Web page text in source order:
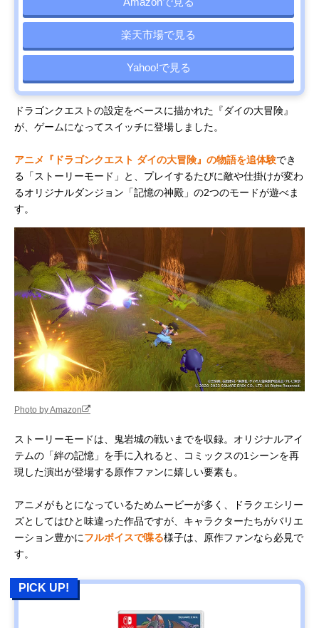
楽天市場で見る
Yahoo!で見る
ドラゴンクエストの設定をベースに描かれた『ダイの大冒険』
が、ゲームになってスイッチに登場しました。
アニメ『ドラゴンクエスト ダイの大冒険』の物語を追体験でき
る「ストーリーモード」と、プレイするたびに敵や仕掛けが変わ
るオリジナルダンジョン「記憶の神殿」の2つのモードが遊べま
す。
Photo by Amazon
ストーリーモードは、鬼岩城の戦いまでを収録。オリジナルアイ
テムの「絆の記憶」を手に入れると、コミックスの1シーンを再
現した演出が登場する原作ファンに嬉しい要素も。
アニメがもとになっているためムービーが多く、ドラクエシリー
ズとしてはひと味違った作品ですが、キャラクターたちがバリエ
ーション豊かにフルボイスで喋る様子は、原作ファンなら必見で
す。
PICK UP!